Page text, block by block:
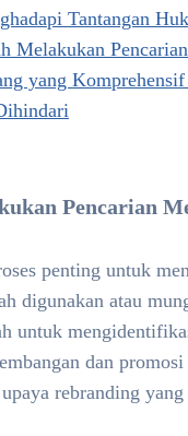
Tantangan
Melakukan
yang
Pencarian
penting untuk
digunakan atau
untuk
dan
rebranding